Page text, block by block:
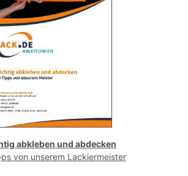
abkleben und abdecken
von unserem Lackiermeister